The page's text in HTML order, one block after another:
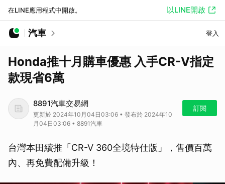
在LINE應用程式中開啟。 以LINE開啟
汽車 登入
Honda推十月購車優惠 入手CR-V指定
款現省6萬
8891汽車交易網
更新於 2024年10月04日03:06 • 發布於 2024年10
月04日03:06 • 8891汽車
訂閱
台灣本田續推「CR-V 360全境特仕版」，售價百萬
內、再免費配備升級！